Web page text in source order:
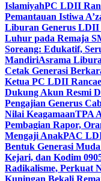
IslamiyahPC LDII
Pemantauan Istiwa
Liburan Generus LDII
Luhur pada Remaja
Soreang: Edukatif,
MandiriAsrama
Cetak Generasi
Ketua PC LDII
Dukung Akun Resmi
Pengajian Generus
Nilai KeagamaanTPA
Pembagian Rapor,
Mengaji AnakPAC
Bentuk Generasi
Kejari, dan Kodim
Radikalisme, Perkuat